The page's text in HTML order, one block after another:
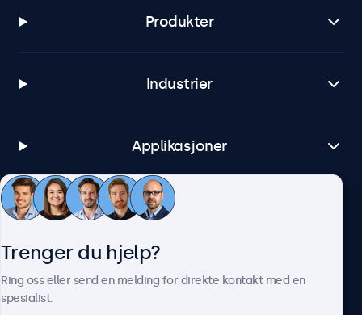
Produkter
Industrier
Applikasjoner
Kundeservice
Trenger du hjelp?
Ring oss eller send en melding for direkte kontakt med en
spesialist.